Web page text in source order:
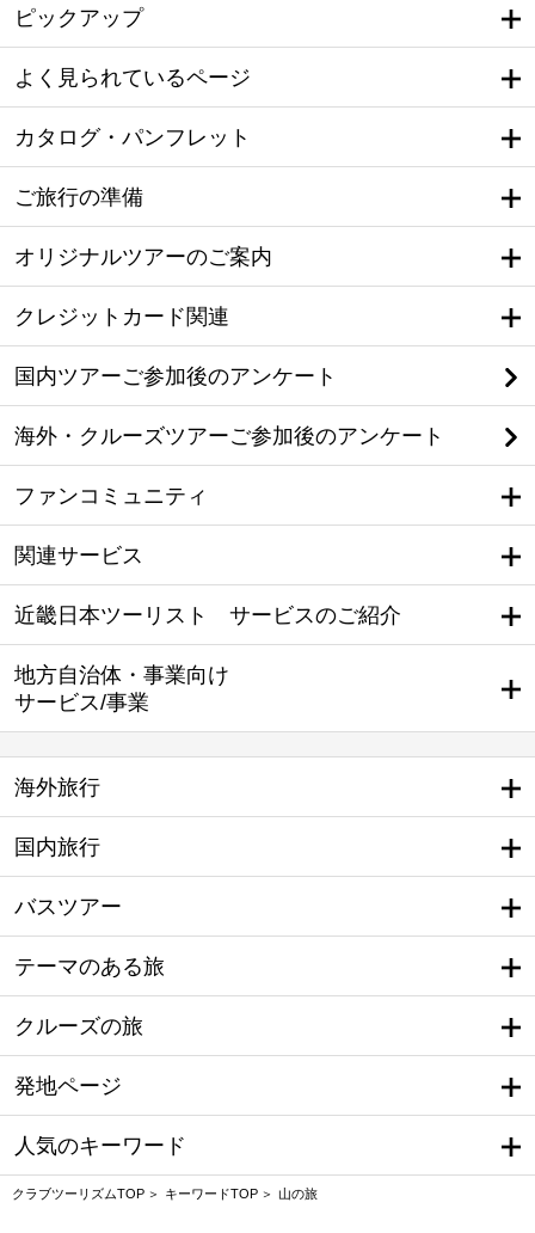
ピックアップ
よく見られているページ
カタログ・パンフレット
ご旅行の準備
オリジナルツアーのご案内
クレジットカード関連
国内ツアーご参加後のアンケート
海外・クルーズツアーご参加後のアンケート
ファンコミュニティ
関連サービス
近畿日本ツーリスト サービスのご紹介
地方自治体・事業向け
サービス/事業
海外旅行
国内旅行
バスツアー
テーマのある旅
クルーズの旅
発地ページ
人気のキーワード
クラブツーリズムTOP キーワードTOP 山の旅